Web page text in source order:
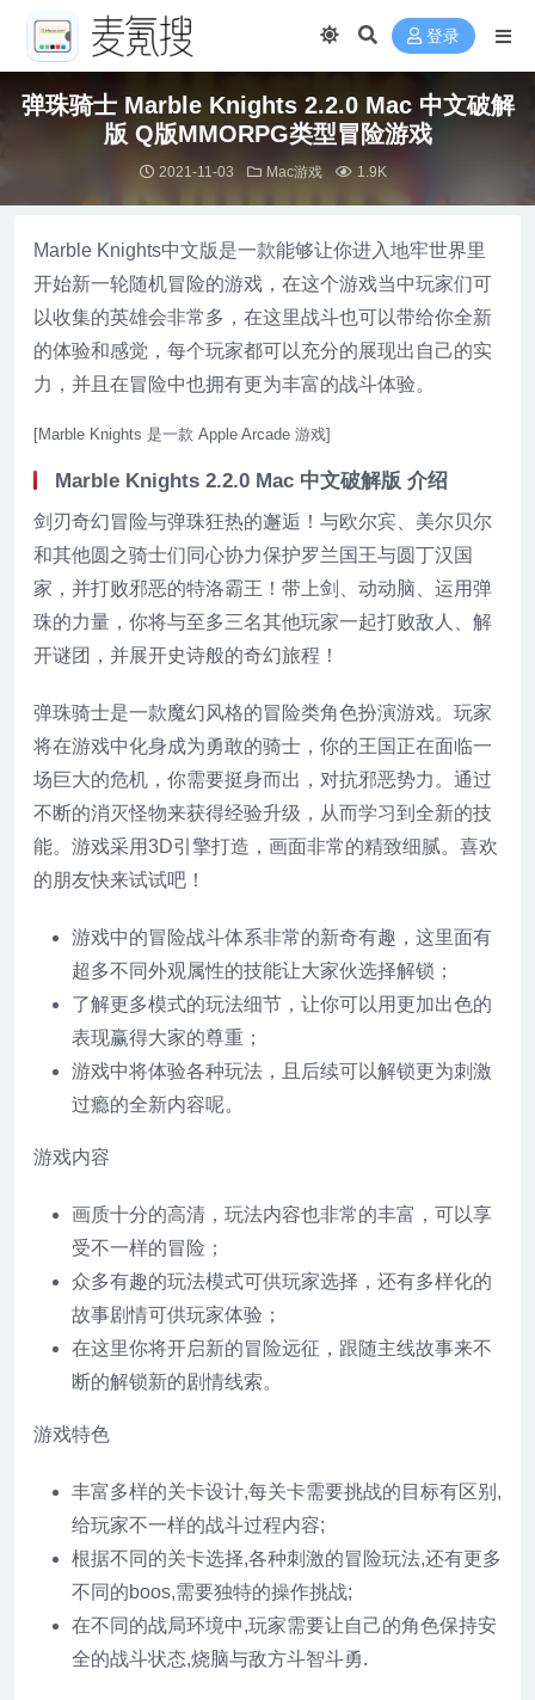
登录
弹珠骑士 Marble Knights 2.2.0 Mac 中文破解
版 Q版MMORPG类型冒险游戏
2021-11-03 Mac游戏 1.9K
Marble Knights中文版是一款能够让你进入地牢世界里
开始新一轮随机冒险的游戏，在这个游戏当中玩家们可
以收集的英雄会非常多，在这里战斗也可以带给你全新
的体验和感觉，每个玩家都可以充分的展现出自己的实
力，并且在冒险中也拥有更为丰富的战斗体验。
[Marble Knights 是一款 Apple Arcade 游戏]
Marble Knights 2.2.0 Mac 中文破解版 介绍
剑刃奇幻冒险与弹珠狂热的邂逅！与欧尔宾、美尔贝尔
和其他圆之骑士们同心协力保护罗兰国王与圆丁汉国
家，并打败邪恶的特洛霸王！带上剑、动动脑、运用弹
珠的力量，你将与至多三名其他玩家一起打败敌人、解
开谜团，并展开史诗般的奇幻旅程！
弹珠骑士是一款魔幻风格的冒险类角色扮演游戏。玩家
将在游戏中化身成为勇敢的骑士，你的王国正在面临一
场巨大的危机，你需要挺身而出，对抗邪恶势力。通过
不断的消灭怪物来获得经验升级，从而学习到全新的技
能。游戏采用3D引擎打造，画面非常的精致细腻。喜欢
的朋友快来试试吧！
游戏中的冒险战斗体系非常的新奇有趣，这里面有
超多不同外观属性的技能让大家伙选择解锁；
了解更多模式的玩法细节，让你可以用更加出色的
表现赢得大家的尊重；
游戏中将体验各种玩法，且后续可以解锁更为刺激
过瘾的全新内容呢。
游戏内容
画质十分的高清，玩法内容也非常的丰富，可以享
受不一样的冒险；
众多有趣的玩法模式可供玩家选择，还有多样化的
故事剧情可供玩家体验；
在这里你将开启新的冒险远征，跟随主线故事来不
断的解锁新的剧情线索。
游戏特色
丰富多样的关卡设计,每关卡需要挑战的目标有区别,
给玩家不一样的战斗过程内容;
根据不同的关卡选择,各种刺激的冒险玩法,还有更多
不同的boos,需要独特的操作挑战;
在不同的战局环境中,玩家需要让自己的角色保持安
全的战斗状态,烧脑与敌方斗智斗勇.